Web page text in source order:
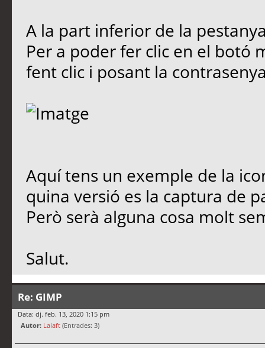
A la part inferior de la
Per a poder fer clic en el botó
fent clic i posant la
Aquí tens un exemple de la
quina versió es la captura de
Però serà alguna cosa molt
Salut.
Re: GIMP
Data: dj. feb. 13, 2020 1:15 pm
Autor: Laiaft (Entrades: 3)